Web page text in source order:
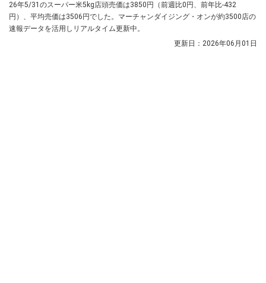
26年5/31のスーパー米5kg店頭売価は3850円（前週比0円、前年比-432
円）、平均売価は3506円でした。マーチャンダイジング・オンが約3500店の
速報データを活用しリアルタイム更新中。
更新日： 2026年06月01日